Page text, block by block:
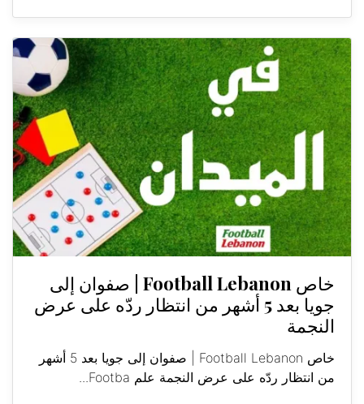
خاص Football Lebanon | صفوان إلى
جويا بعد 5 أشهر من انتظار ردّه على عرض
النجمة
خاص Football Lebanon | صفوان إلى جويا بعد 5 أشهر
من انتظار ردّه على عرض النجمة علم Footba...